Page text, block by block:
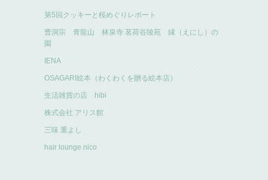
第5回クッキーと桜めぐりレポート
曹洞宗 青龍山 林泉寺 茗荷谷陵苑 縁（えにし）の
園
IENA
OSAGARI絵本（わくわくを贈る絵本店）
生活雑貨の店 hibi
株式会社 アリス館
三味 重よし
hair lounge nico